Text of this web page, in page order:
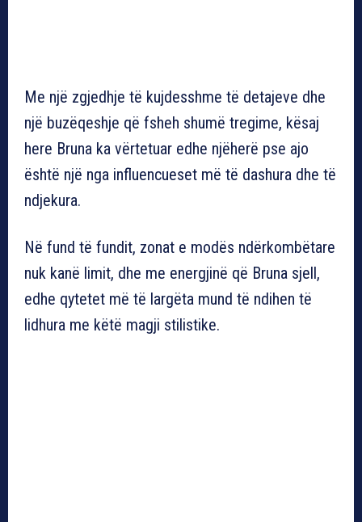
Me një zgjedhje të kujdesshme të detajeve dhe
një buzëqeshje që fsheh shumë tregime, kësaj
here Bruna ka vërtetuar edhe njëherë pse ajo
është një nga influencueset më të dashura dhe të
ndjekura.
Në fund të fundit, zonat e modës ndërkombëtare
nuk kanë limit, dhe me energjinë që Bruna sjell,
edhe qytetet më të largëta mund të ndihen të
lidhura me këtë magji stilistike.